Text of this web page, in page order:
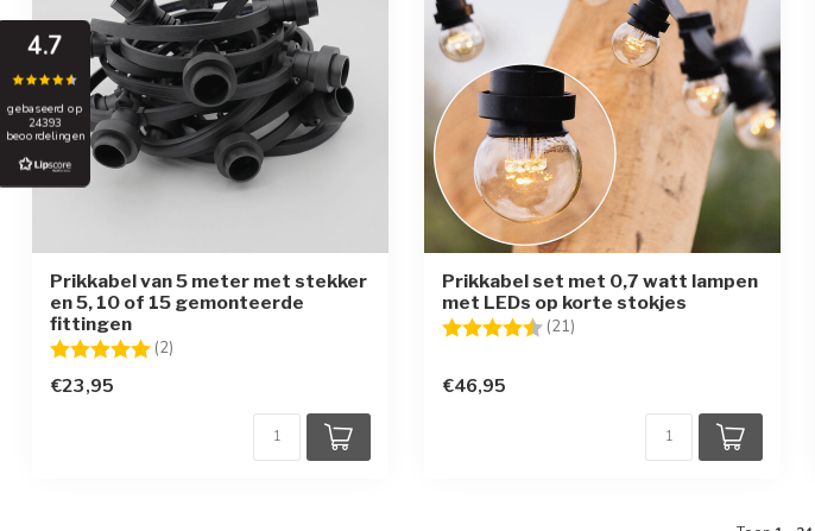
Prikkabel van 5 meter met stekker
en 5, 10 of 15 gemonteerde
fittingen
Beoordeling: (2)
€23,95
Prikkabel set met 0,7 watt lampen
met LEDs op korte stokjes
Beoordeling: (21)
€46,95
4.7
gebaseerd op
24393
beoordelingen